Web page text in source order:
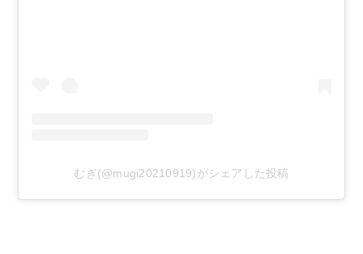
むぎ(@mugi20210919)がシェアした投稿